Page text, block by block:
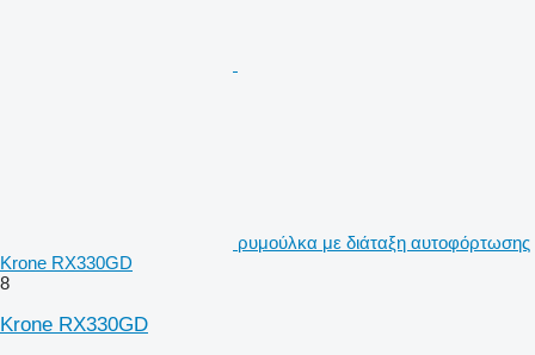
ρυμούλκα με διάταξη αυτοφόρτωσης
Krone RX330GD
8
Krone RX330GD